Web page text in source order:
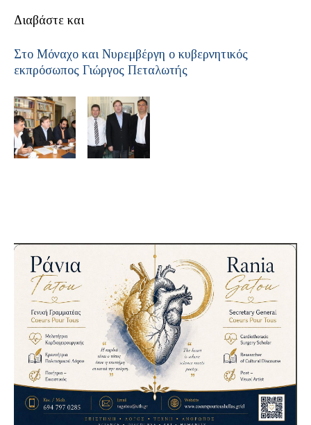
Διαβάστε και
Στο Μόναχο και Νυρεμβέργη ο κυβερνητικός
εκπρόσωπος Γιώργος Πεταλωτής